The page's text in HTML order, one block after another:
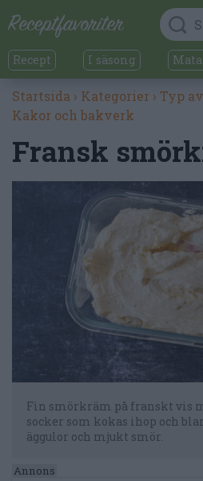
Recept I säsong
Startsida › Kategorier › Typ
Kakor och bakverk
Fransk
Fin smörkräm på franskt vis
socker som kokas ihop och
äggulor och mjukt smör.